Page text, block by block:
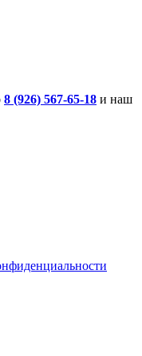
8 (926) 567-65-18 и наш